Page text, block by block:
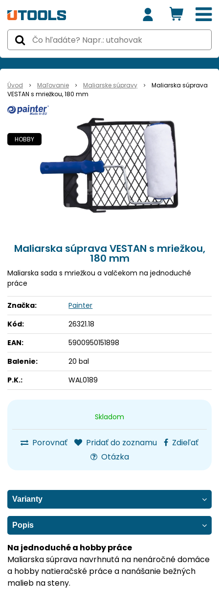
Úvod Maľovanie Maliarske súpravy
Maliarska súprava
VESTAN s mriežkou, 180 mm
HOBBY
Skladom
Porovnať Pridať do zoznamu
Zdieľať
Otázka
Maliarska súprava VESTAN s mriežkou,
180 mm
Maliarska sada s mriežkou a valčekom na jednoduché
práce
Značka:
Painter
Kód:
26321.18
EAN:
5900950151898
Balenie:
20 bal
P.K.:
WAL0189
Varianty
Popis
Na jednoduché a hobby práce
Maliarska súprava navrhnutá na nenáročné domáce
a hobby natieračské práce a nanášanie bežných
malieb na steny.